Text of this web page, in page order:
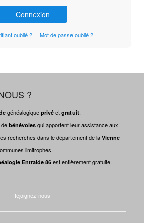
Connexion
oublié ? Mot de passe oublié ?
?
généalogique privé et gratuit.
bénévoles qui apportent leur assistance aux
recherches dans le département de la Vienne
limitrophes.
Entraide 86est entièrement gratuite.
Rejoignez-nous